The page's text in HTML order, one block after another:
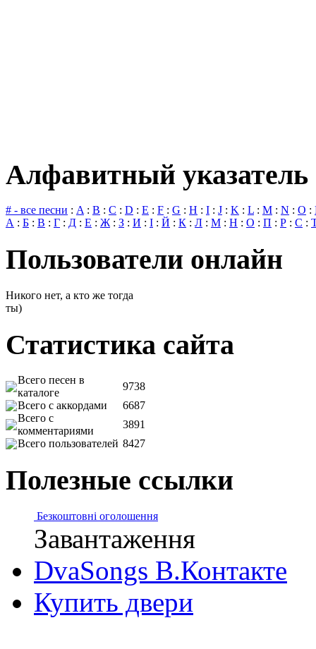
Алфавитный указатель
# - все песни : A: B : C : D : E : F : G : H : I : J : K : L : M : N : O :
А : Б : В : Г : Д : Е : Ж: З : И : І : Й : К : Л : М : Н : О : П : Р : С :
Пользователи онлайн
Никого нет, а кто же тогда
ты)
Статистика сайта
Всего песен в
каталоге
9738
Всего с аккордами
6687
Всего с
комментариями
3891
Всего пользователей 8427
Полезные ссылки
Безкоштовні оголошення
Завантаження
DvaSongs В.Контакте
Купить двери